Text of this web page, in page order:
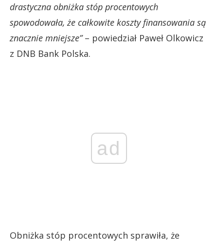
drastyczna obniżka stóp procentowych
spowodowała, że całkowite koszty finansowania są
znacznie mniejsze”– powiedział Paweł Olkowicz
z DNB Bank Polska.
ad
Obniżka stóp procentowych sprawiła, że